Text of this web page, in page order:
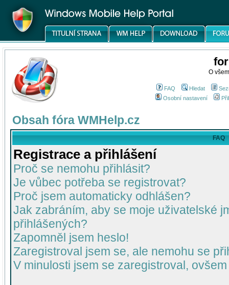
O
FAQ Hledat
Osobní nastavení
Obsah fóra WMHelp.cz
FAQ
Registrace a přihlášení
Proč se nemohu přihlásit?
Je vůbec potřeba se registrovat?
Proč jsem automaticky odhlášen?
Jak zabráním, aby se moje uživatelské
přihlášených?
Zapomněl jsem heslo!
Zaregistroval jsem se, ale nemohu se
V minulosti jsem se zaregistroval,